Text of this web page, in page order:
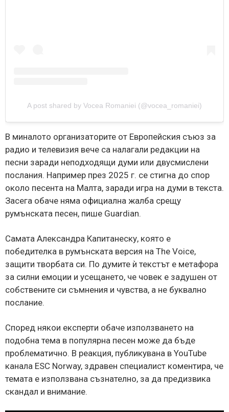
A post shared by Vocea Romaniei (@vocea_romaniei)
В миналото организаторите от Европейския съюз за
радио и телевизия вече са налагали редакции на
песни заради неподходящи думи или двусмислени
послания. Например през 2025 г. се стигна до спор
около песента на Малта, заради игра на думи в текста.
Засега обаче няма официална жалба срещу
румънската песен, пише Guardian.
Самата Александра Капитанеску, която е
победителка в румънската версия на The Voice,
защити творбата си. По думите ѝ текстът е метафора
за силни емоции и усещането, че човек е задушен от
собствените си съмнения и чувства, а не буквално
послание.
Според някои експерти обаче използването на
подобна тема в популярна песен може да бъде
проблематично. В реакция, публикувана в YouTube
канала ESC Norway, здравен специалист коментира, че
темата е използвана съзнателно, за да предизвика
скандал и внимание.